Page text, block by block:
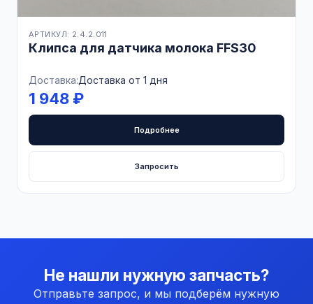
АРТИКУЛ: 2.4.2.011
Клипса для датчика молока FFS30
Доставка:Доставка от 1 дня
1 948 ₽
Подробнее
Запросить
Не нашли нужную запчасть?
Отправьте запрос, и мы подберём нужную